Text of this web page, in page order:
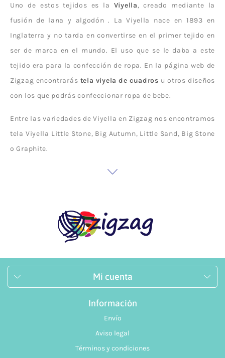
Uno de estos tejidos es la Viyella, creado mediante la
fusión de lana y algodón . La Viyella nace en 1893 en
Inglaterra y no tarda en convertirse en el primer tejido en
ser de marca en el mundo. El uso que se le daba a este
tejido era para la confección de ropa. En la página web de
Zigzag encontrarás tela viyela de cuadros u otros diseños
con los que podrás confeccionar ropa de bebe.
Entre las variedades de Viyella en Zigzag nos encontramos
tela Viyella Little Stone, Big Autumn, Little Sand, Big Stone
o Graphite.
marrones. Esta tela es perfecta para la confección de
pantalones, faldas o vestidos. Su tacto es suave y su
cuadros tartán en color blanco y con un fondo en marrón.
tela Viyella Graphite se diferencia del resto de
diseños ya que este no está formado por cuadros si no que
es de rayas diplomáticas que dan un aspecto más
elegante para faldas, pantalones o vestidos.
Mi cuenta
Información
Envío
Aviso legal
Términos y condiciones